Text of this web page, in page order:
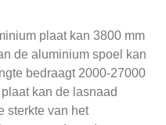
plaat kan 3800 mm
de aluminium spoel kan
bedraagt ​​2000-27000
kan de lasnaad
sterkte van het